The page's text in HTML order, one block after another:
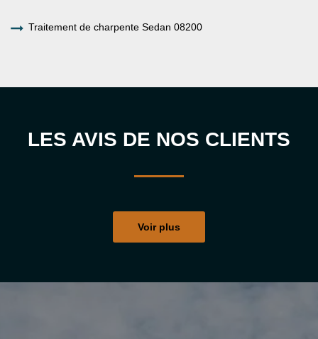
Traitement de charpente Sedan 08200
LES AVIS DE NOS CLIENTS
Voir plus